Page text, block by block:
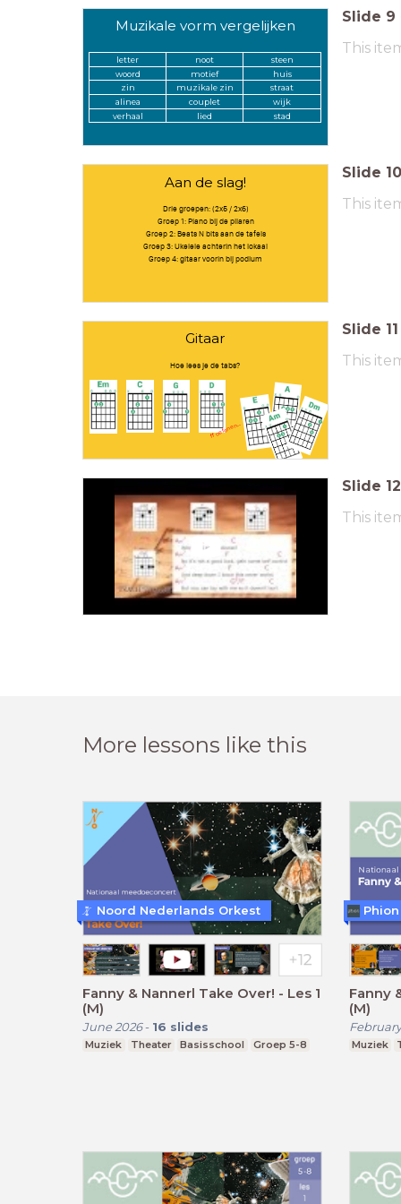
Muzikale vorm vergelijken
letter noot
steen
woord
motief
huis
zin
muzikale zin
straat
alinea
couplet
wijk
verhaal
lied stad
Slide 9
This
Aan de slag!
Drie groepen: (2x5 / 2x6)
Groep 1: Piano bij de pilaren
Groep 2: Beats N bits aan de tafels
Groep 3: Ukelele achterin het lokaal
Groep 4: gitaar voorin bij podium
Slide 10
This
Gitaar
Hoe lees je de tabs?
ff oefenen....
Slide 11
This
Slide 12
This
More lessons like this
Fanny & Nannerl Take Over! - Les 1
(M)
June 2026- 16 slides
Muziek Theater Basisschool Groep 5-8
Noord Nederlands Orkest
Fanny
(M)
Muziek
Phion